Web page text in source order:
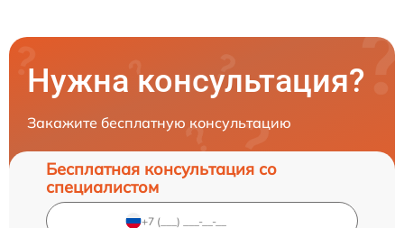
Нужна консультация?
Закажите бесплатную консультацию
Бесплатная консультация со
специалистом